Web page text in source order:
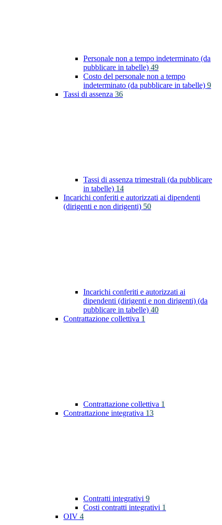
Personale non a tempo indeterminato (da
pubblicare in tabelle) 49
Costo del personale non a tempo
indeterminato (da pubblicare in tabelle) 9
Tassi di assenza 36
Tassi di assenza trimestrali (da pubblicare
in tabelle) 14
Incarichi conferiti e autorizzati ai dipendenti
(dirigenti e non dirigenti) 50
Incarichi conferiti e autorizzati ai
dipendenti (dirigenti e non dirigenti) (da
pubblicare in tabelle) 40
Contrattazione collettiva 1
Contrattazione collettiva 1
Contrattazione integrativa 13
Contratti integrativi 9
Costi contratti integrativi 1
OIV 4